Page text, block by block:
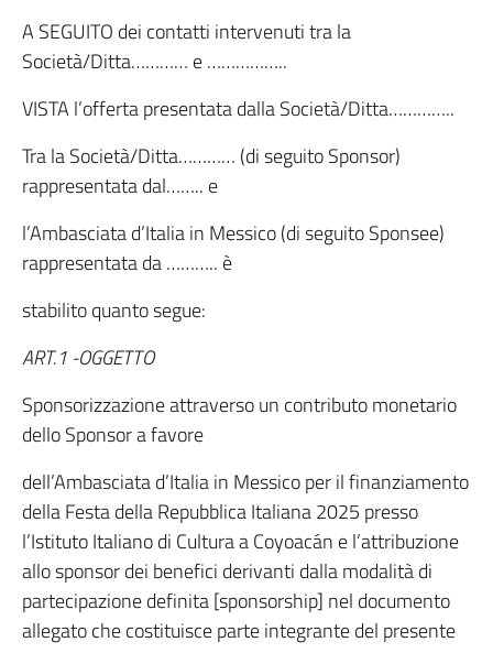
A SEGUITO dei contatti intervenuti tra la
Società/Ditta………… e ……………..
VISTA l’offerta presentata dalla Società/Ditta…………..
Tra la Società/Ditta………… (di seguito Sponsor)
rappresentata dal…….. e
l’Ambasciata d’Italia in Messico (di seguito Sponsee)
rappresentata da ……….. è
stabilito quanto segue:
ART.1 -OGGETTO
Sponsorizzazione attraverso un contributo monetario
dello Sponsor a favore
dell’Ambasciata d’Italia in Messico per il finanziamento
della Festa della Repubblica Italiana 2025 presso
l’Istituto Italiano di Cultura a Coyoacán e l’attribuzione
allo sponsor dei benefici derivanti dalla modalità di
partecipazione definita [sponsorship] nel documento
allegato che costituisce parte integrante del presente